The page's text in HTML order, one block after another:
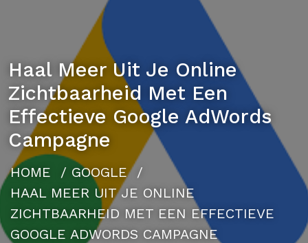
Haal Meer Uit Je Online
Zichtbaarheid Met Een
Effectieve Google AdWords
Campagne
HOME / GOOGLE/
HAAL MEER UIT JE ONLINE
ZICHTBAARHEID MET EEN EFFECTIEVE
GOOGLE ADWORDS CAMPAGNE